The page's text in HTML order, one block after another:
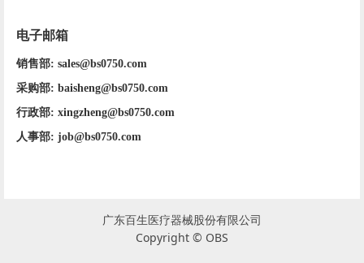
电子邮箱
销售部: sales@bs0750.com
采购部: baisheng@bs0750.com
行政部: xingzheng@bs0750.com
人事部: job@bs0750.com
广东百生医疗器械股份有限公司
Copyright © OBS